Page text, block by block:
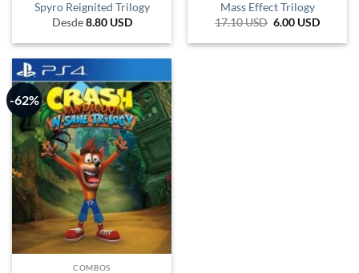
Spyro Reignited Trilogy
Desde8.80 USD
Mass Effect Trilogy
17.10USD El
original
6.00 USD
actual
-62%
COMBOS